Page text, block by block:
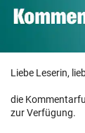
Liebe Leserin,
die
zur Verfügung.